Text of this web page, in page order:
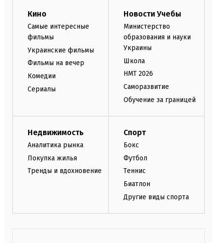
Кино
Самые интересные
фильмы
Украинские фильмы
Фильмы на вечер
Комедии
Сериалы
Новости Учебы
Министерство
образования и науки
Украины
Школа
НМТ 2026
Саморазвитие
Обучение за границей
Недвижимость
Аналитика рынка
Покупка жилья
Тренды и вдохновение
Спорт
Бокс
Футбол
Теннис
Биатлон
Другие виды спорта